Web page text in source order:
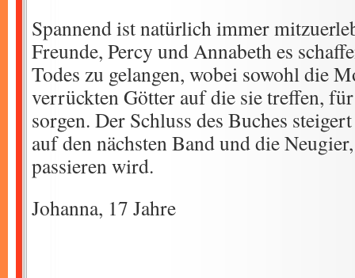
Spannend ist natürlich immer
Freunde, Percy und Annabeth es
Todes zu gelangen, wobei sowohl die
verrückten Götter auf die sie treffen,
sorgen. Der Schluss des Buches
auf den nächsten Band und die
passieren wird.
Johanna, 17 Jahre